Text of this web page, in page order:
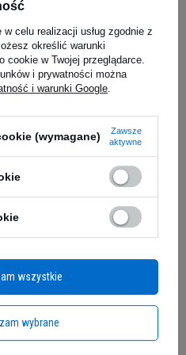
Fit-N Blue w
akcesorium
maksymalne
ćwiczeń
jednocześnie
pleców i mięśnie
część środkowa o
z regulowaną
zapewnia doskonałe
3 EPA 330mg
produkt
celu realizacji usług zgodnie z
określić warunki
cookie w Twojej przeglądarce.
i prywatności można
i warunki Google
(wymagane)
Zawsze
aktywne
wybrane
wszystkie